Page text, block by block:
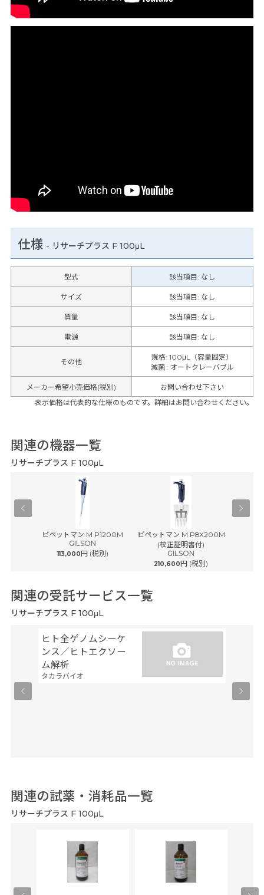
仕様 - リサーチプラス F 100μL
型式 該当項目: なし
サイズ 該当項目: なし
質量 該当項目: なし
電源 該当項目: なし
その他
規格:100μL（容量固定）
滅菌 : オートクレーバブル
メーカー希望小売価格(税別)
お問い合わせ下さい
表示価格は代表的な仕様のものです。詳細はお問い合わせください。
関連の機器一覧
リサーチプラス F 100μL
ピペットマン M P1200M
GILSON
113,000円 (税別)
ピペットマン M P8X200M
(校正証明書付)
GILSON
210,600円 (税別)
関連の受託サービス一覧
リサーチプラス F 100μL
ヒト全ゲノムシーケ
ンス／ヒトエクソー
ム解析
タカラバイオ
関連の試薬・消耗品一覧
リサーチプラス F 100μL